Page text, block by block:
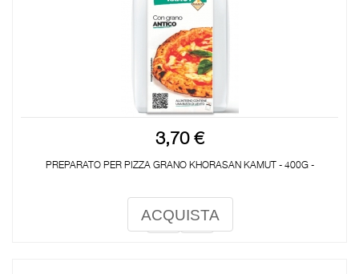
3,70 €
PREPARATO PER PIZZA GRANO KHORASAN KAMUT - 400G -
ACQUISTA